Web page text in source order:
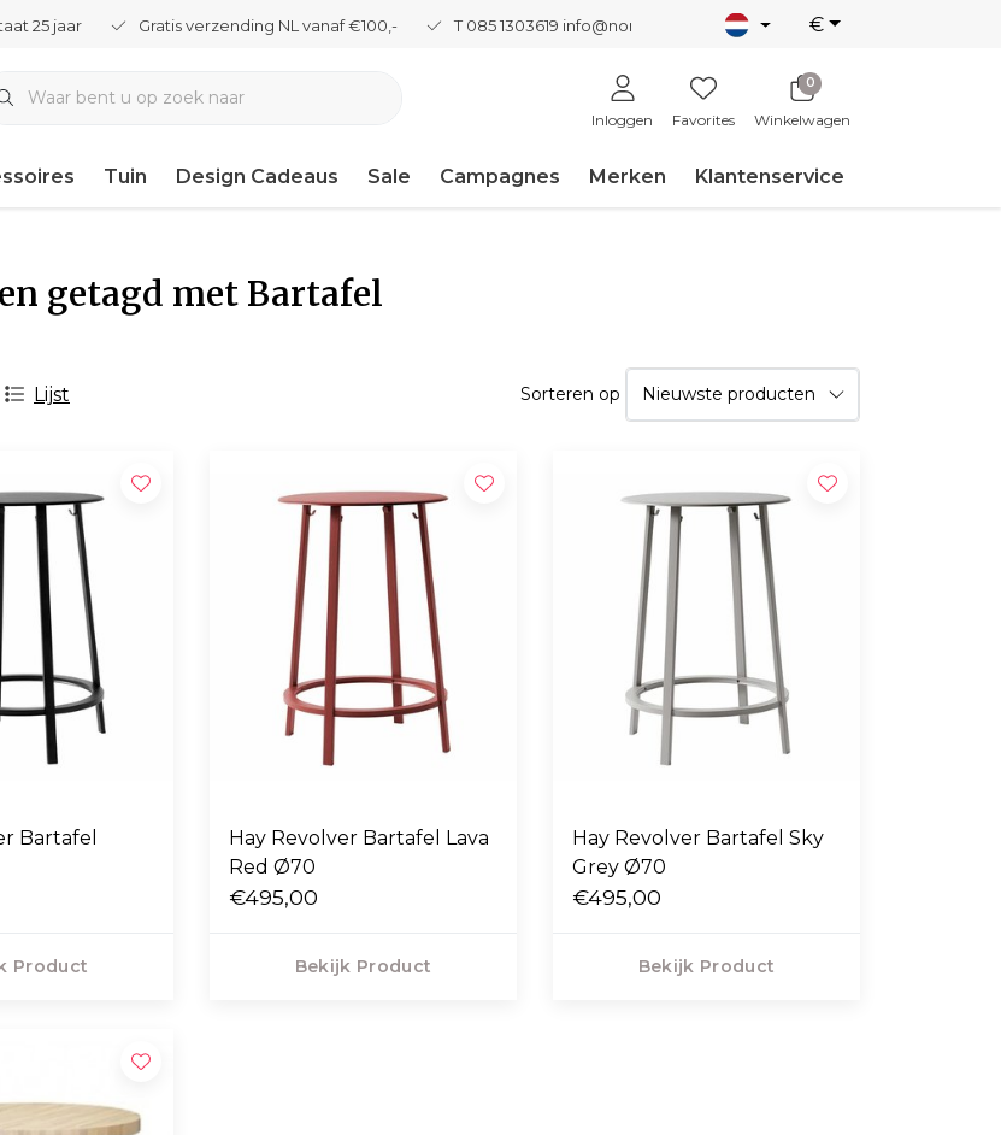
25 jaar Gratis verzending NL vanaf €100,- T 085 1303619 info@nordicnew.nl €
Inloggen Favorites
0
Winkelwagen
Tuin Design Cadeaus Sale Campagnes Merken Klantenservice
getagd met Bartafel
Lijst Sorteren op
Bartafel
Product
Hay Revolver Bartafel Lava
Red Ø70
€495,00
Bekijk Product
Hay Revolver Bartafel Sky
Grey Ø70
€495,00
Bekijk Product